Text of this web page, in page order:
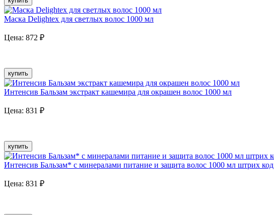
Маска Delightex для светлых волос 1000 мл
Цена: 872 ₽
купить
Интенсив Бальзам экстракт кашемира для окрашен волос 1000 мл
Цена: 831 ₽
купить
Интенсив Бальзам* с минералами питание и защита волос 1000 мл штрих код
Цена: 831 ₽